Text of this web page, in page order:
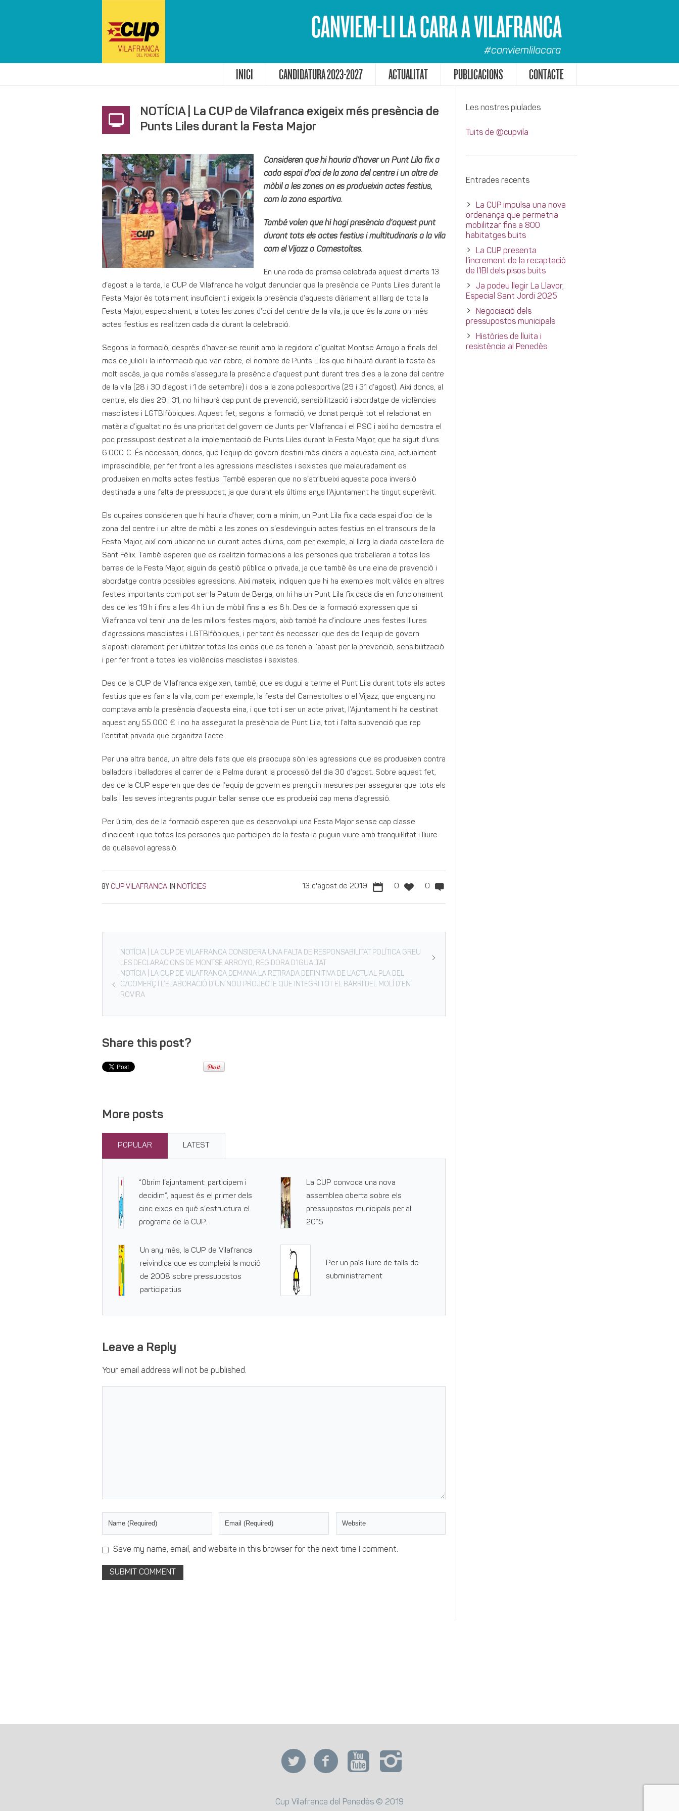
CANVIEM-LI LA CARA A VILAFRANCA
#canviemlilacara
INICI CANDIDATURA 2023-2027 ACTUALITAT PUBLICACIONS CONTACTE
NOTÍCIA | La CUP de Vilafranca exigeix més presència de
Punts Liles durant la Festa Major
Consideren que hi hauria d’haver un Punt Lila fix a
cada espai d’oci de la zona del centre i un altre de
mòbil a les zones on es produeixin actes festius,
com la zona esportiva.
També volen que hi hagi presència d’aquest punt
durant tots els actes festius i multitudinaris a la vila
com el Vijazz o Carnestoltes.
En una roda de premsa celebrada aquest dimarts 13
d’agost a la tarda, la CUP de Vilafranca ha volgut denunciar que la presència de Punts Liles durant la
Festa Major és totalment insuficient i exigeix la presència d’aquests diàriament al llarg de tota la
Festa Major, especialment, a totes les zones d’oci del centre de la vila, ja que és la zona on més
actes festius es realitzen cada dia durant la celebració.
Segons la formació, després d’haver-se reunit amb la regidora d’Igualtat Montse Arroyo a finals del
mes de juliol i la informació que van rebre, el nombre de Punts Liles que hi haurà durant la festa és
molt escàs, ja que només s’assegura la presència d’aquest punt durant tres dies a la zona del centre
de la vila (28 i 30 d’agost i 1 de setembre) i dos a la zona poliesportiva (29 i 31 d’agost). Així doncs, al
centre, els dies 29 i 31, no hi haurà cap punt de prevenció, sensibilització i abordatge de violències
masclistes i LGTBIfòbiques. Aquest fet, segons la formació, ve donat perquè tot el relacionat en
matèria d’igualtat no és una prioritat del govern de Junts per Vilafranca i el PSC i així ho demostra el
poc pressupost destinat a la implementació de Punts Liles durant la Festa Major, que ha sigut d’uns
6.000 €. És necessari, doncs, que l’equip de govern destini més diners a aquesta eina, actualment
imprescindible, per fer front a les agressions masclistes i sexistes que malauradament es
produeixen en molts actes festius. També esperen que no s’atribueixi aquesta poca inversió
destinada a una falta de pressupost, ja que durant els últims anys l’Ajuntament ha tingut superàvit.
Els cupaires consideren que hi hauria d’haver, com a mínim, un Punt Lila fix a cada espai d’oci de la
zona del centre i un altre de mòbil a les zones on s’esdevinguin actes festius en el transcurs de la
Festa Major, així com ubicar-ne un durant actes diürns, com per exemple, al llarg la diada castellera de
Sant Fèlix. També esperen que es realitzin formacions a les persones que treballaran a totes les
barres de la Festa Major, siguin de gestió pública o privada, ja que també és una eina de prevenció i
abordatge contra possibles agressions. Així mateix, indiquen que hi ha exemples molt vàlids en altres
festes importants com pot ser la Patum de Berga, on hi ha un Punt Lila fix cada dia en funcionament
des de les 19 h i fins a les 4 h i un de mòbil fins a les 6 h. Des de la formació expressen que si
Vilafranca vol tenir una de les millors festes majors, això també ha d’incloure unes festes lliures
d’agressions masclistes i LGTBIfòbiques, i per tant és necessari que des de l’equip de govern
s’aposti clarament per utilitzar totes les eines que es tenen a l’abast per la prevenció, sensibilització
i per fer front a totes les violències masclistes i sexistes.
Des de la CUP de Vilafranca exigeixen, també, que es dugui a terme el Punt Lila durant tots els actes
festius que es fan a la vila, com per exemple, la festa del Carnestoltes o el Vijazz, que enguany no
comptava amb la presència d’aquesta eina, i que tot i ser un acte privat, l’Ajuntament hi ha destinat
aquest any 55.000 € i no ha assegurat la presència de Punt Lila, tot i l’alta subvenció que rep
l’entitat privada que organitza l’acte.
Per una altra banda, un altre dels fets que els preocupa són les agressions que es produeixen contra
balladors i balladores al carrer de la Palma durant la processó del dia 30 d’agost. Sobre aquest fet,
des de la CUP esperen que des de l’equip de govern es prenguin mesures per assegurar que tots els
balls i les seves integrants puguin ballar sense que es produeixi cap mena d’agressió.
Per últim, des de la formació esperen que es desenvolupi una Festa Major sense cap classe
d’incident i que totes les persones que participen de la festa la puguin viure amb tranquil·litat i lliure
de qualsevol agressió.
13 d'agost de 2019 0 0
BY CUP VILAFRANCA IN NOTÍCIES
NOTÍCIA | LA CUP DE VILAFRANCA CONSIDERA UNA FALTA DE RESPONSABILITAT POLÍTICA GREU
LES DECLARACIONS DE MONTSE ARROYO, REGIDORA D’IGUALTAT
NOTÍCIA | LA CUP DE VILAFRANCA DEMANA LA RETIRADA DEFINITIVA DE L’ACTUAL PLA DEL
C/COMERÇ I L’ELABORACIÓ D’UN NOU PROJECTE QUE INTEGRI TOT EL BARRI DEL MOLÍ D’EN
ROVIRA
Share this post?
More posts
POPULAR LATEST
“Obrim l’ajuntament: participem i
decidim”, aquest és el primer dels
cinc eixos en què s’estructura el
programa de la CUP.
La CUP convoca una nova
assemblea oberta sobre els
pressupostos municipals per al
2015
Un any més, la CUP de Vilafranca
reivindica que es compleixi la moció
de 2008 sobre pressupostos
participatius
Per un país lliure de talls de
subministrament
Leave a Reply
Your email address will not be published.
Save my name, email, and website in this browser for the next time I comment.
Les nostres piulades
Tuits de @cupvila
Entrades recents
La CUP impulsa una nova
ordenança que permetria
mobilitzar fins a 800
habitatges buits
La CUP presenta
l’increment de la recaptació
de l’IBI dels pisos buits
Ja podeu llegir La Llavor,
Especial Sant Jordi 2025
Negociació dels
pressupostos municipals
Històries de lluita i
resistència al Penedès
Cup Vilafranca del Penedès © 2019